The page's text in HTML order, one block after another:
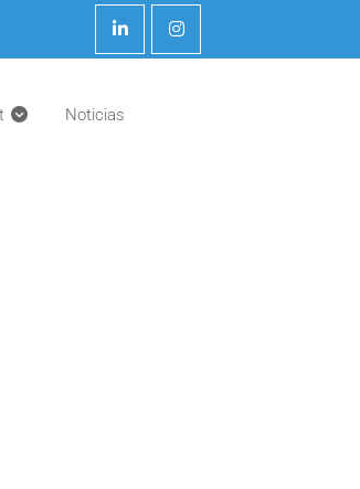
Noticias